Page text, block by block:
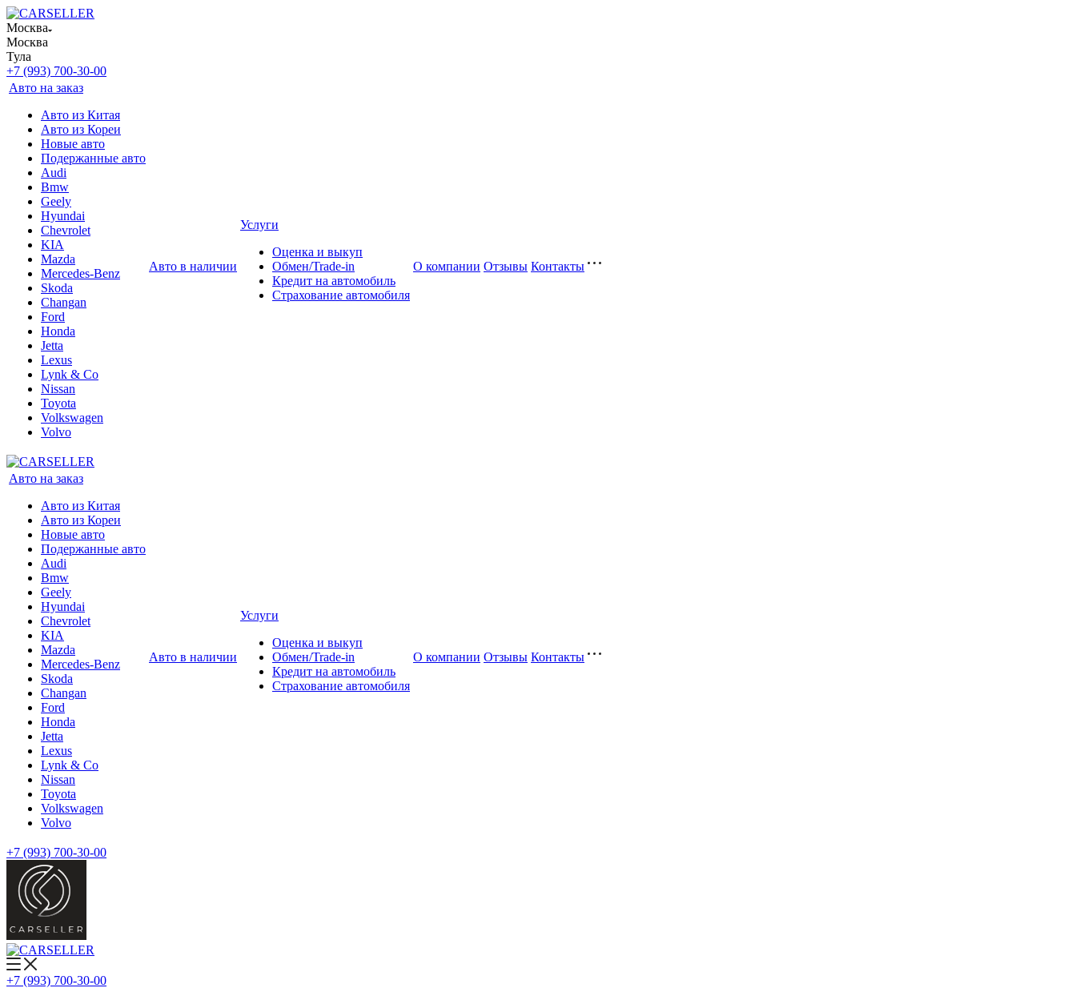
Москва
Москва
Тула
+7 (993) 700-30-00
Авто на заказ
Авто из Китая
Авто из Кореи
Новые авто
Подержанные авто
Audi
Bmw
Geely
Hyundai
Chevrolet
KIA
Mazda
Mercedes-Benz
Skoda
Changan
Ford
Honda
Jetta
Lexus
Lynk & Co
Nissan
Toyota
Volkswagen
Volvo
Авто в наличии
Услуги
Оценка и выкуп
Обмен/Trade-in
Кредит на автомобиль
Страхование автомобиля
О компании Отзывы Контакты
Авто на заказ
Авто из Китая
Авто из Кореи
Новые авто
Подержанные авто
Audi
Bmw
Geely
Hyundai
Chevrolet
KIA
Mazda
Mercedes-Benz
Skoda
Changan
Ford
Honda
Jetta
Lexus
Lynk & Co
Nissan
Toyota
Volkswagen
Volvo
Авто в наличии
Услуги
Оценка и выкуп
Обмен/Trade-in
Кредит на автомобиль
Страхование автомобиля
О компании Отзывы Контакты
+7 (993) 700-30-00
+7 (993) 700-30-00